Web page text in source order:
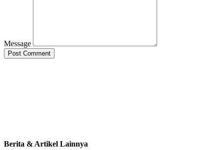
Message
Berita & Artikel Lainnya